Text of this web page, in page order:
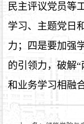
民主评议党员等
学习、主题党日
力；四是要加强
的引领力，破解
和业务学习相融合